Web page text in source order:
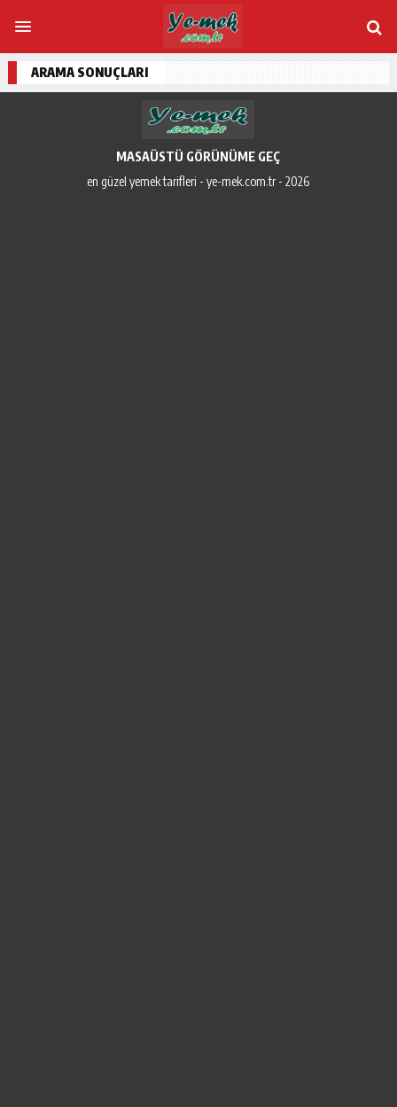
ARAMA SONUÇLARI
MASAÜSTÜ GÖRÜNÜME GEÇ
en güzel yemek tarifleri - ye-mek.com.tr - 2026